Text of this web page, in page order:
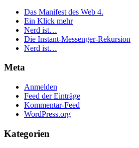
Das Manifest des Web 4.
Ein Klick mehr
Nerd ist…
Die Instant-Messenger-Rekursion
Nerd ist…
Meta
Anmelden
Feed der Einträge
Kommentar-Feed
WordPress.org
Kategorien